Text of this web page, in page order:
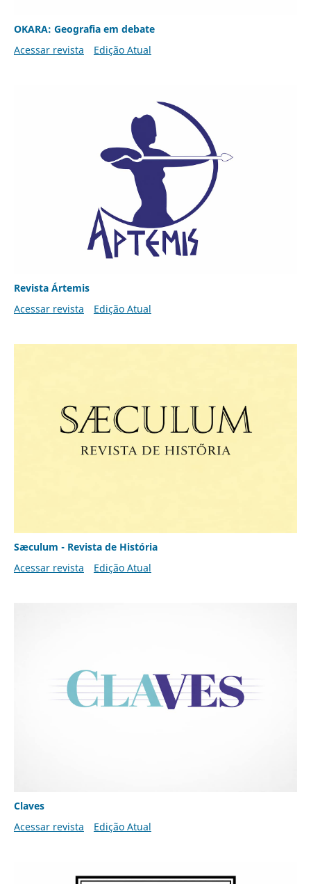
OKARA: Geografia em debate
Acessar revista
Edição Atual
Revista Ártemis
Acessar revista
Edição Atual
Sæculum - Revista de História
Acessar revista
Edição Atual
Claves
Acessar revista
Edição Atual